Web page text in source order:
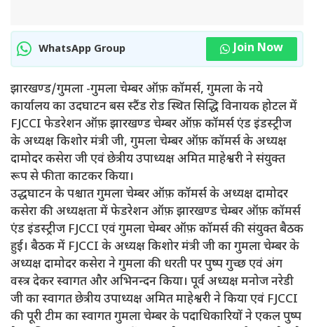
WhatsApp Group Join Now
झारखण्ड/गुमला -गुमला चेम्बर ऑफ़ कॉमर्स, गुमला के नये
कार्यालय का उदघाटन बस स्टैंड रोड स्थित सिद्धि विनायक होटल में
FJCCI फेडरेशन ऑफ़ झारखण्ड चेम्बर ऑफ़ कॉमर्स एंड इंडस्ट्रीज
के अध्यक्ष किशोर मंत्री जी, गुमला चेम्बर ऑफ़ कॉमर्स के अध्यक्ष
दामोदर कसेरा जी एवं छेत्रीय उपाध्यक्ष अमित माहेश्वरी ने संयुक्त
रूप से फीता काटकर किया।
उद्धघाटन के पश्चात गुमला चेम्बर ऑफ़ कॉमर्स के अध्यक्ष दामोदर
कसेरा की अध्यक्षता में फेडरेशन ऑफ़ झारखण्ड चेम्बर ऑफ़ कॉमर्स
एंड इंडस्ट्रीज FJCCI एवं गुमला चेम्बर ऑफ़ कॉमर्स की संयुक्त बैठक
हुई। बैठक में FJCCI के अध्यक्ष किशोर मंत्री जी का गुमला चेम्बर के
अध्यक्ष दामोदर कसेरा ने गुमला की धरती पर पुष्प गुच्छ एवं अंग
वस्त्र देकर स्वागत और अभिनन्दन किया। पूर्व अध्यक्ष मनोज नरेडी
जी का स्वागत छेत्रीय उपाध्यक्ष अमित माहेश्वरी ने किया एवं FJCCI
की पूरी टीम का स्वागत गुमला चेम्बर के पदाधिकारियों ने एकल पुष्प